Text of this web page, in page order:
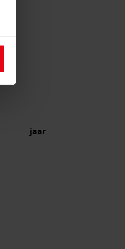
jaar